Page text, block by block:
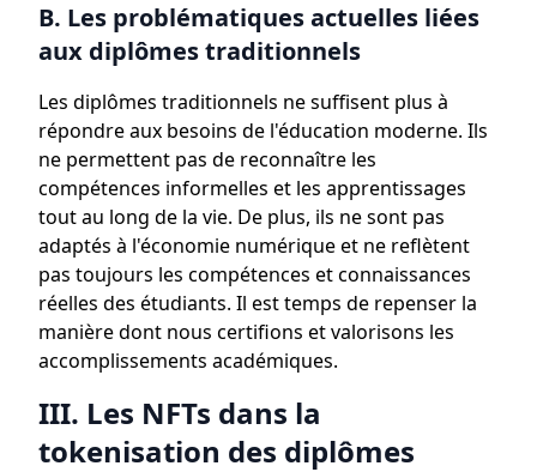
B. Les problématiques actuelles liées
aux diplômes traditionnels
Les diplômes traditionnels ne suffisent plus à
répondre aux besoins de l'éducation moderne. Ils
ne permettent pas de reconnaître les
compétences informelles et les apprentissages
tout au long de la vie. De plus, ils ne sont pas
adaptés à l'économie numérique et ne reflètent
pas toujours les compétences et connaissances
réelles des étudiants. Il est temps de repenser la
manière dont nous certifions et valorisons les
accomplissements académiques.
III. Les NFTs dans la
tokenisation des diplômes